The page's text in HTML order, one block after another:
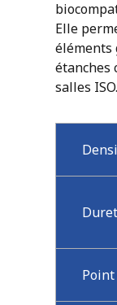
Elle
éléments
étanches
salles ISO.